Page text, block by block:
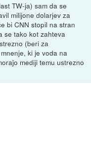
TW-ja) sam da se
milijone dolarjev za
bi CNN stopil na stran
se tako kot zahteva
(beri za
ki je voda na
mediji temu ustrezno